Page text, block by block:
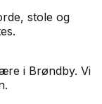
stole og
i Brøndby. Vi